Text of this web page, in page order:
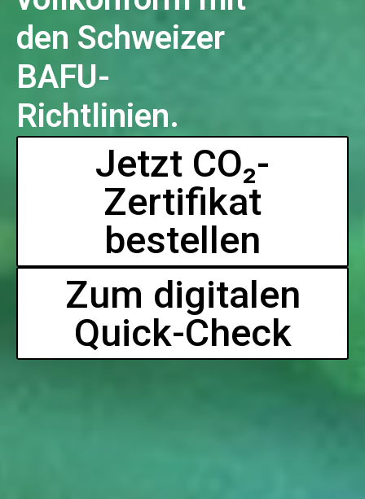
den Schweizer
BAFU-
Richtlinien.
Jetzt CO₂-
Zertifikat
bestellen
Zum digitalen
Quick-Check